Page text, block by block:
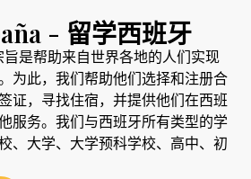
- 留学西班牙
是帮助来自世界各地的人们实现
为此，我们帮助他们选择和注册合
证，寻找住宿，并提供他们在西班
服务。我们与西班牙所有类型的学
、大学、大学预科学校、高中、初